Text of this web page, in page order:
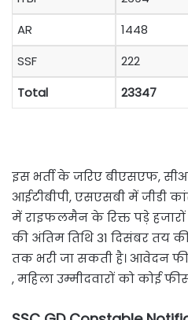
AR
1448
SSF
222
Total
23347
इस भर्ती के जरिए बीएसएफ,
आईटीबीपी, एसएसबी में जीडी
में राइफलमैन के रिक्त पड़े
की अंतिम तिथि 31 दिसंबर तय
तक भरी जा सकती है। आवेदन
, महिला उम्मीदवारों को कोई